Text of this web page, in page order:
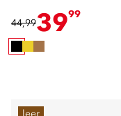
44,993999
leer